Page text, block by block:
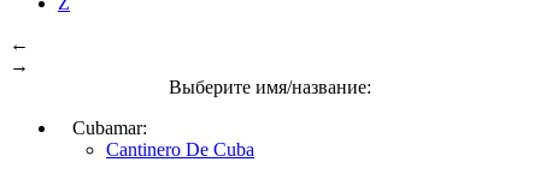
←
→
Выберите имя/название:
Cubamar:
Cantinero De Cuba